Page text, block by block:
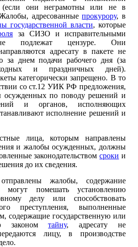
они неграмотны или не в
адресованныепрокурору, в
государственной власти, которые
за СИЗО и исправительными
не подлежат цензуре. Они
адресату в пакете не
за днем подачи рабочего дня (за
и праздничных дней).
категорически запрещено. В то
со ст.12 УИК РФ предложения,
осужденных по поводу решений и
и органов, исполняющих
исполнение решений и
лица, которым направлены
и жалобы осужденных, должны
законодательствомсроки и
до их сведения.
жалобы, содержание
могут помешать установлению
делу или способствовать
преступления, выполненные
содержащие государственную или
закономтайну, адресату не
лицу, в производстве